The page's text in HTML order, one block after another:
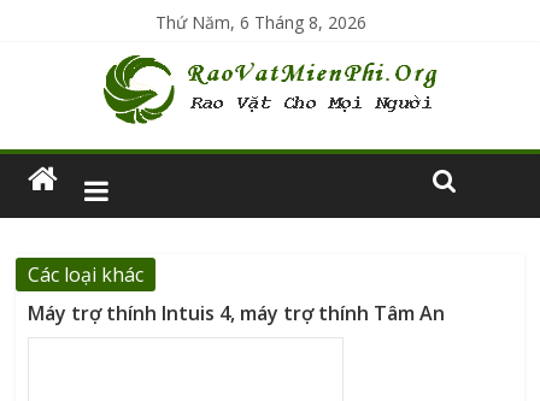
Thứ Năm, 6 Tháng 8, 2026
Các loại khác
Máy trợ thính Intuis 4, máy trợ thính Tâm An